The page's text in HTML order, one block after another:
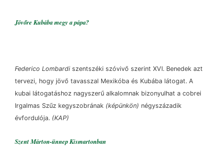
Jövőre Kubába megy a pápa?
Federico Lombardi szentszéki szóvivő szerint XVI. Benedek azt
tervezi, hogy jövő tavasszal Mexikóba és Kubába látogat. A
kubai látogatáshoz nagyszerű alkalomnak bizonyulhat a cobrei
Irgalmas Szűz kegyszobrának (képünkön) négyszázadik
évfordulója. (KAP)
Szent Márton-ünnep Kismartonban